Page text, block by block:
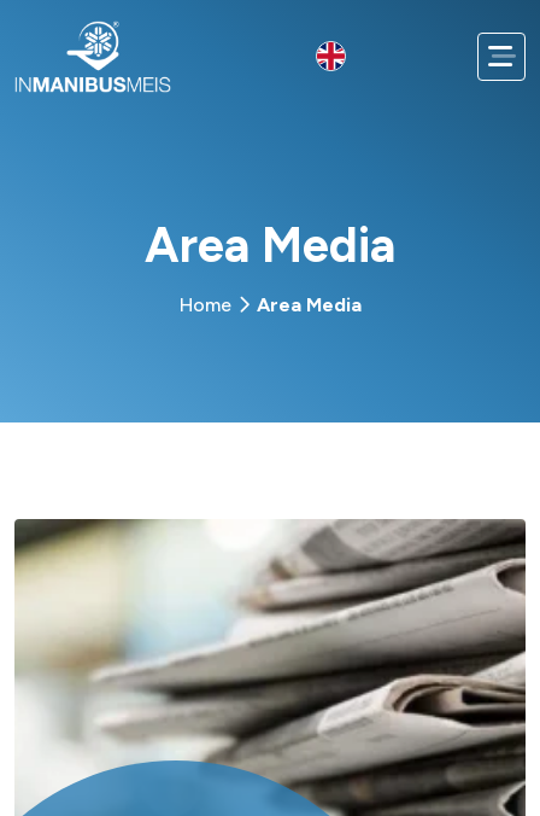
Area Media
Home Area Media